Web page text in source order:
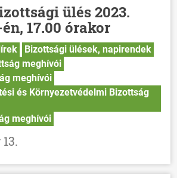
ülés 2023.
17.00 órakor
Bizottsági ülések, napirendek
meghívói
meghívói
és Környezetvédelmi Bizottság
meghívói